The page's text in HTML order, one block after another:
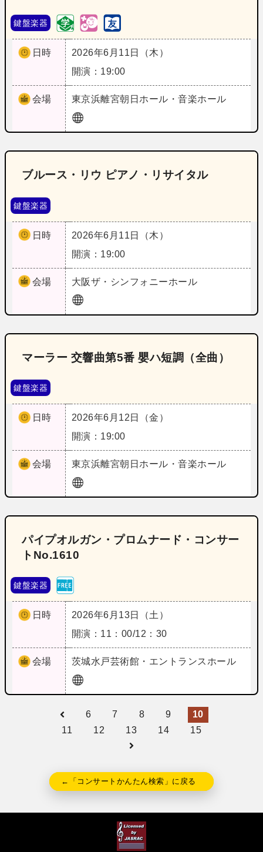
鍵盤楽器
日時
2026年6月11日（木）
開演：19:00
会場 東京浜離宮朝日ホール・音楽ホール
ブルース・リウ ピアノ・リサイタル
鍵盤楽器
日時
2026年6月11日（木）
開演：19:00
会場 大阪ザ・シンフォニーホール
マーラー 交響曲第5番 嬰ハ短調（全曲）
鍵盤楽器
日時
2026年6月12日（金）
開演：19:00
会場 東京浜離宮朝日ホール・音楽ホール
パイプオルガン・プロムナード・コンサー
トNo.1610
鍵盤楽器
日時
2026年6月13日（土）
開演：11：00/12：30
会場 茨城水戸芸術館・エントランスホール
6 7 8 9
10
11
12 13 14 15
←「コンサートかんたん検索」に戻る